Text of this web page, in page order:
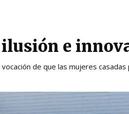
ilusión e
de que las mujeres